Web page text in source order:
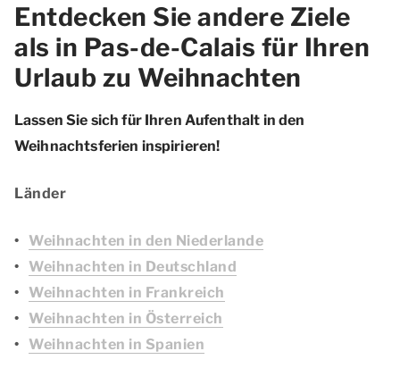
Entdecken Sie andere Ziele
als in Pas-de-Calais für Ihren
Urlaub zu Weihnachten
Lassen Sie sich für Ihren Aufenthalt in den
Weihnachtsferien inspirieren!
Länder
Weihnachten in den Niederlande
Weihnachten in Deutschland
Weihnachten in Frankreich
Weihnachten in Österreich
Weihnachten in Spanien